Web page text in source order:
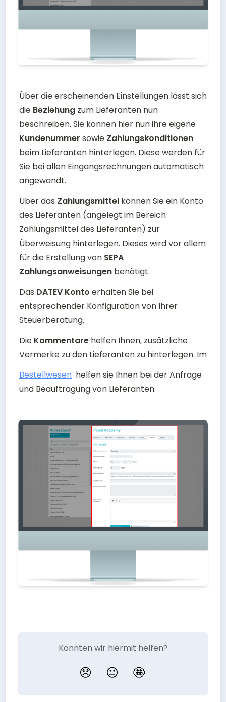
Über die erscheinenden Einstellungen lässt sich
die Beziehung zum Lieferanten nun
Kundenummer sowie
beim Lieferanten hinterlegen. Diese werden für
Sie bei allen Eingangsrechnungen automatisch
angewandt.
Über das Zahlungsmittel können Sie ein Konto
des Lieferanten (angelegt im Bereich
Zahlungsmittel des Lieferanten) zur
Überweisung hinterlegen. Dieses wird vor allem
für die Erstellung von SEPA
Zahlungsanweisungen benötigt.
Das DATEV Konto erhalten Sie bei
entsprechender Konfiguration von Ihrer
Steuerberatung.
Die Kommentare helfen Ihnen, zusätzliche
Vermerke zu den Lieferanten zu hinterlegen.
Bestellwesen
  helfen
sie Ihnen bei der Anfrage
und Beauftragung von Lieferanten.
Konnten wir hiermit helfen?
😞 😐 🤩